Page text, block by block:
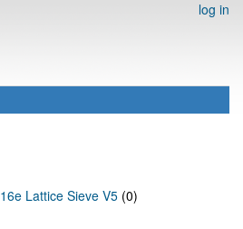
log in
16e Lattice Sieve V5 (0)